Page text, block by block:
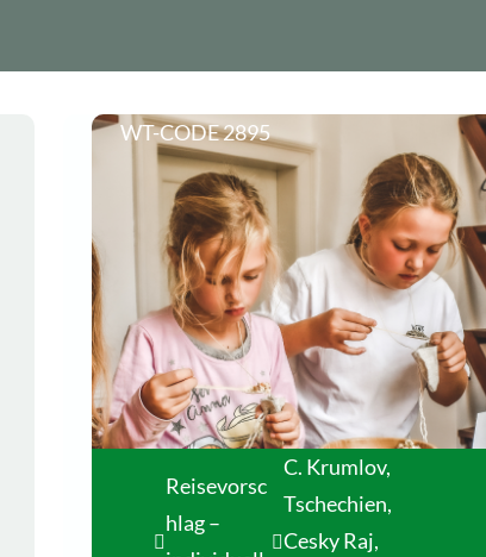
WT-CODE 2895
Reisevorsc
hlag –
C. Krumlov,
Tschechien,
Cesky Raj,